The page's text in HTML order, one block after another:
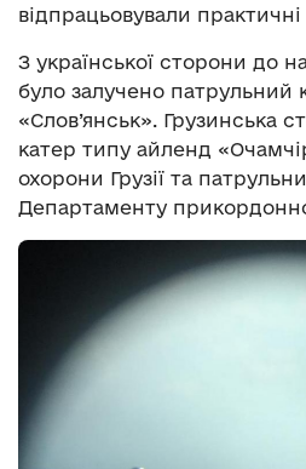
відпрацьовували практичні
З української сторони до
було залучено патрульний
«Слов’янськ». Грузинська
катер типу айленд
охорони Грузії та
Департаменту